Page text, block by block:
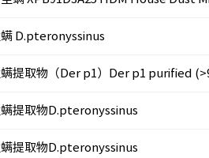
D.pteronyssinus
提取物（Der p1）Der p1 purified
提取物D.pteronyssinus
提取物D.pteronyssinus